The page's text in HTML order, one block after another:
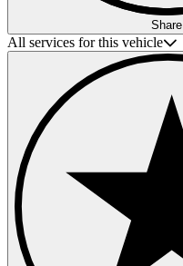
Share
All services for this vehicle